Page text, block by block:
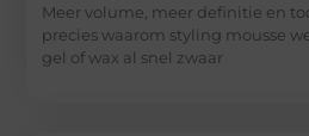
Meer volume, meer definitie en
precies waarom styling mousse
gel of wax al snel zwaar